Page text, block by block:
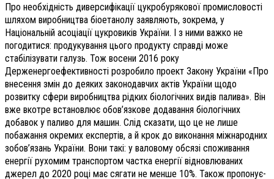
Про необхідність диверсифікації цукробурякової промисловості
шляхом виробництва біо­етанолу заявляють, зокрема, у
Національній асоціації цукровиків України. І з ними важко не
погодитися: продукування цього продукту справді може
стабілізувати галузь. Тож восени 2016 року
Держенергоефективності розробило проект Закону України «Про
внесення змін до деяких законодавчих актів України щодо
розвитку сфери виробництва рідких біологічних видів палива». Він
вже вкотре встановлює обов’язкове додавання біологічних
добавок у паливо для машин. Слід сказати, що це не лише
побажання окремих експертів, а й крок до виконання міжнародних
зобов’язань України. Вони такі: у валовому обсязі споживання
енергії рухомим транспортом частка енергії відновлюваних
джерел до 2020 році має сягати не менше 10%. Також пропонує­